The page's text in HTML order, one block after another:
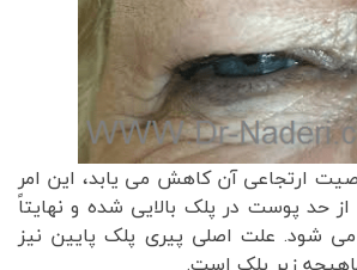
ارتجاعی آن کاهش می یابد، این امر
حد پوست در پلک بالایی شده و نهایتاً
شود. علت اصلی پیری پلک پایین نیز